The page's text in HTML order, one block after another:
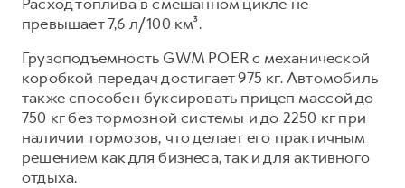
превышает 7,6 л/100 км³.
Грузоподъемность GWM POER с механической
коробкой передач достигает 975 кг. Автомобиль
также способен буксировать прицеп массой до
750 кг без тормозной системы и до 2250 кг при
наличии тормозов, что делает его практичным
решением как для бизнеса, так и для активного
отдыха.